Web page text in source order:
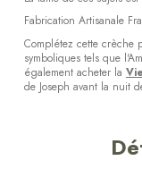
Fabrication Artisanale
Complétez cette crèche
symboliques tels que
également acheter la
de Joseph avant la nuit